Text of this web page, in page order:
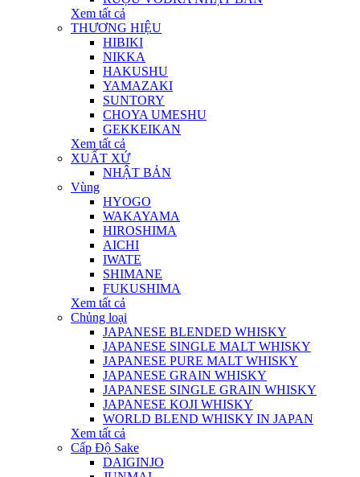
Xem tất cả
THƯƠNG HIỆU
HIBIKI
NIKKA
HAKUSHU
YAMAZAKI
SUNTORY
CHOYA UMESHU
GEKKEIKAN
Xem tất cả
XUẤT XỨ
NHẬT BẢN
Vùng
HYOGO
WAKAYAMA
HIROSHIMA
AICHI
IWATE
SHIMANE
FUKUSHIMA
Xem tất cả
Chủng loại
JAPANESE BLENDED WHISKY
JAPANESE SINGLE MALT WHISKY
JAPANESE PURE MALT WHISKY
JAPANESE GRAIN WHISKY
JAPANESE SINGLE GRAIN WHISKY
JAPANESE KOJI WHISKY
WORLD BLEND WHISKY IN JAPAN
Xem tất cả
Cấp Độ Sake
DAIGINJO